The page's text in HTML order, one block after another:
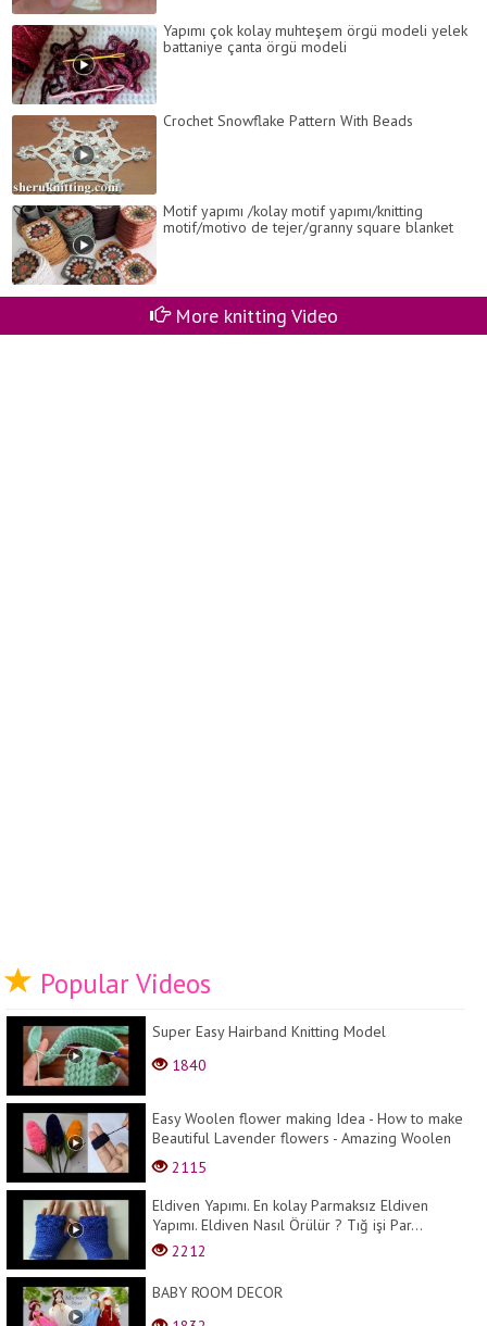
Yapımı çok kolay muhteşem örgü modeli yelek
battaniye çanta örgü modeli
Crochet Snowflake Pattern With Beads
Motif yapımı /kolay motif yapımı/knitting
motif/motivo de tejer/granny square blanket
More knitting Video
Popular Videos
Super Easy Hairband Knitting Model
1840
Easy Woolen flower making Idea - How to make
Beautiful Lavender flowers - Amazing Woolen
Crafts2115
Eldiven Yapımı. En kolay Parmaksız Eldiven
Yapımı. Eldiven Nasıl Örülür ? Tığ işi Par...
2212
BABY ROOM DECOR